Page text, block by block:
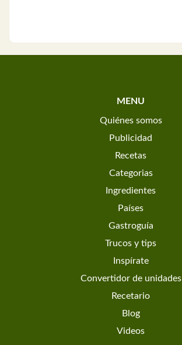
MENU
Quiénes somos
Publicidad
Recetas
Categorias
Ingredientes
Países
Gastroguía
Trucos y tips
Inspírate
Convertidor de unidades
Recetario
Blog
Videos